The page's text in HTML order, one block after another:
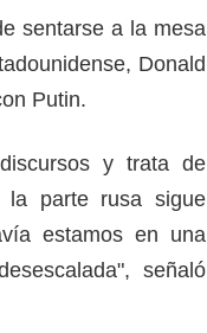
sentarse a la mesa
Donald
Putin.
y trata de
parte rusa sigue
estamos en una
señaló